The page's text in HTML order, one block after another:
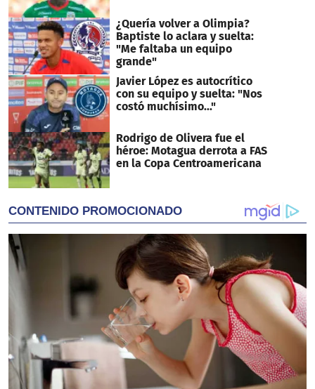
¿Quería volver a Olimpia?
Baptiste lo aclara y suelta:
"Me faltaba un equipo
grande"
Javier López es autocrítico
con su equipo y suelta: "Nos
costó muchísimo..."
Rodrigo de Olivera fue el
héroe: Motagua derrota a FAS
en la Copa Centroamericana